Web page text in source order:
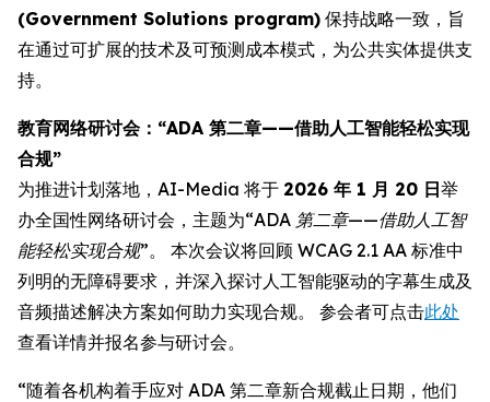
(Government Solutions program) 保持战略一致，旨
在通过可扩展的技术及可预测成本模式，为公共实体提供支
持。
教育网络研讨会：“ADA 第二章——借助人工智能轻松实现
合规”
为推进计划落地，AI-Media 将于 2026 年 1 月 20 日举
办全国性网络研讨会，主题为“ADA 第二章——借助人工智
能轻松实现合规”。 本次会议将回顾 WCAG 2.1 AA 标准中
列明的无障碍要求，并深入探讨人工智能驱动的字幕生成及
音频描述解决方案如何助力实现合规。 参会者可点击此处
查看详情并报名参与研讨会。
“随着各机构着手应对 ADA 第二章新合规截止日期，他们